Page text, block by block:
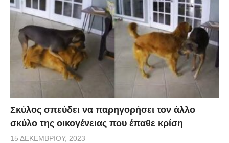
Σκύλος σπεύδει να παρηγορήσει τον άλλο
σκύλο της οικογένειας που έπαθε κρίση
15 ΔΕΚΕΜΒΡΊΟΥ, 2023